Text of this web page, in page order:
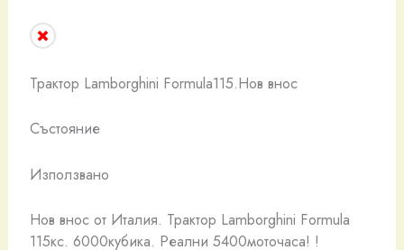
Трактор Lamborghini Formula115.Нов внос
Състояние
Използвано
Нов внос от Италия. Трактор Lamborghini Formula
115кс. 6000кубика. Реални 5400моточаса! !